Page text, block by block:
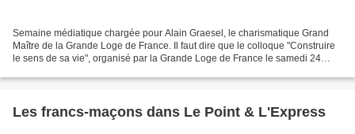
Semaine médiatique chargée pour Alain Graesel, le charismatique Grand
Maître de la Grande Loge de France. Il faut dire que le colloque "Construire
le sens de sa vie", organisé par la Grande Loge de France le samedi 24
Les francs-maçons dans Le Point & L'Express